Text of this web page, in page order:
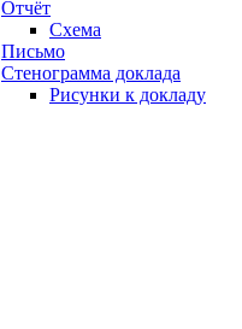
Отчёт
Схема
Письмо
Стенограмма доклада
Рисунки к докладу